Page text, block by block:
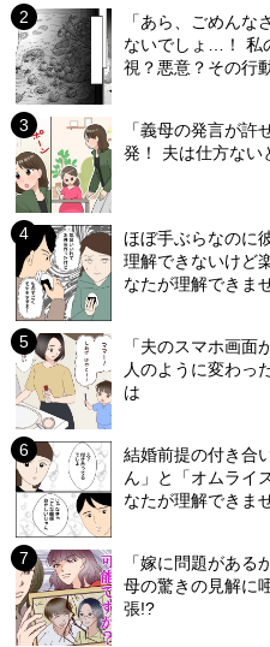
「あら、ごめんな
ないでしょ…！ 私
視？悪意？その行
「義母の発言が
発！ 夫は仕方ない
ほぼ手ぶらなのに
理解できないけど
なたが理解できま
「夫のスマホ画
人のように変わっ
は
結婚前提の付き合
ん」と「オムライ
なたが理解できま
「嫁に問題があ
母の驚きの見解に
張!?